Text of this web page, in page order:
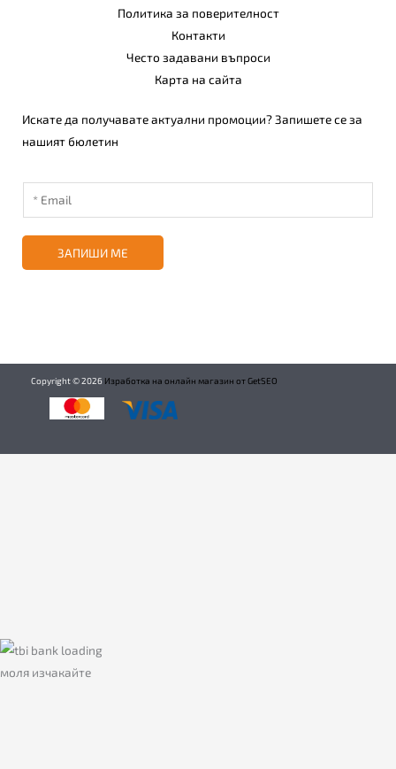
Политика за поверителност
Контакти
Често задавани въпроси
Карта на сайта
Искате да получавате актуални промоции? Запишете се за
нашият бюлетин
ЗАПИШИ МЕ
Copyright ©2026 Изработка на онлайн магазин от GetSEO
моля изчакайте